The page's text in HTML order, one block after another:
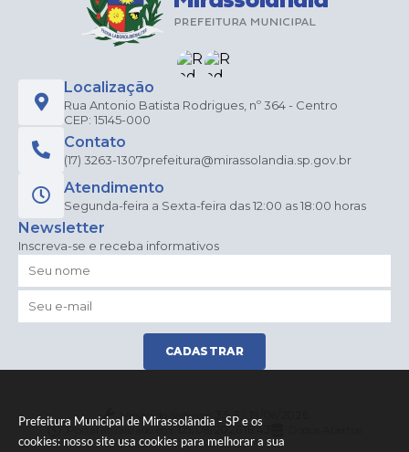
Prefeitura Municipal de Mirassolândia - SP e os
cookies: nosso site usa cookies para melhorar a sua
Localização
Rua Antonio Batista Rodrigues, nº 364 - Centro
CEP: 15145-000
Contato
(17) 3263-1307prefeitura@mirassolandia.sp.gov.br
Atendimento
Segunda-feira a Sexta-feira das 12:00 as 18:00 horas
Newsletter
Inscreva-se e receba informativos
CADASTRAR
Versão do Sistema:
3.5.3 - 19/06/2026
Portal atualizado em:05/08/2026 18:43